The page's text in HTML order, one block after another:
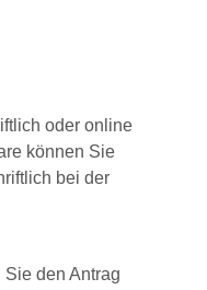
oder online
können Sie
bei der
den Antrag